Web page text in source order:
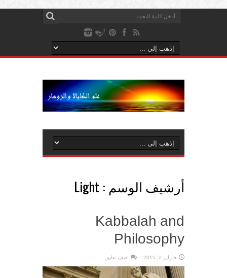
أرشيف الوسم : Light
Kabbalah and
Philosophy
فبراير 2, 2015 اضف تعليق